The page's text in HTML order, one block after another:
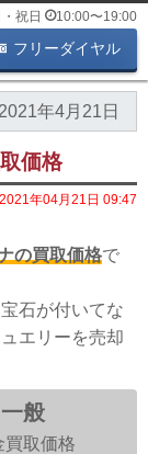
祝日 10:00〜19:00
フリーダイヤル
2021年4月21日
価格
2021年04月21日 09:47
の買取価格で
石が付いてな
エリーを売却
一般
買取価格